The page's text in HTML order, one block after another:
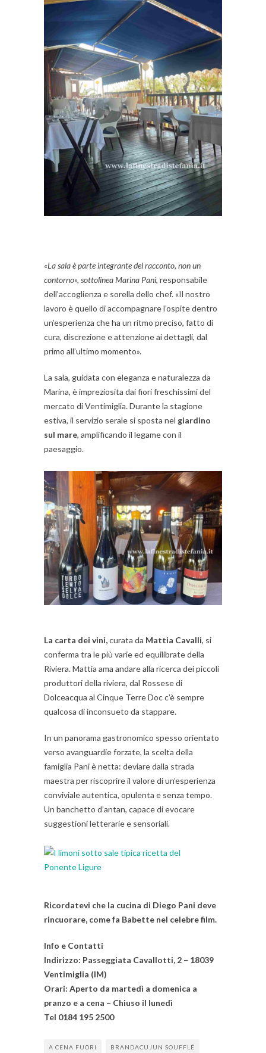
«La sala è parte integrante del racconto, non un
contorno», sottolinea Marina Pani, responsabile
dell’accoglienza e sorella dello chef. «Il nostro
lavoro è quello di accompagnare l’ospite dentro
un’esperienza che ha un ritmo preciso, fatto di
cura, discrezione e attenzione ai dettagli, dal
primo all’ultimo momento».
La sala, guidata con eleganza e naturalezza da
Marina, è impreziosita dai fiori freschissimi del
mercato di Ventimiglia. Durante la stagione
estiva, il servizio serale si sposta nel giardino
sul mare, amplificando il legame con il
paesaggio.
La carta dei vini,curata da Mattia Cavalli, si
conferma tra le più varie ed equilibrate della
Riviera. Mattia ama andare alla ricerca dei piccoli
produttori della riviera, dal Rossese di
Dolceacqua al Cinque Terre Doc c’è sempre
qualcosa di inconsueto da stappare.
In un panorama gastronomico spesso orientato
verso avanguardie forzate, la scelta della
famiglia Pani è netta: deviare dalla strada
maestra per riscoprire il valore di un’esperienza
conviviale autentica, opulenta e senza tempo.
Un banchetto d’antan, capace di evocare
suggestioni letterarie e sensoriali.
Ricordatevi che la cucina di Diego Pani deve
rincuorare, come fa Babette nel celebre film.
Info e Contatti
Indirizzo: Passeggiata Cavallotti, 2 – 18039
Ventimiglia (IM)
Orari: Aperto da martedì a domenica a
pranzo e a cena – Chiuso il lunedì
Tel 0184 195 2500
A CENA FUORI BRANDACUJUN SOUFFLÉ